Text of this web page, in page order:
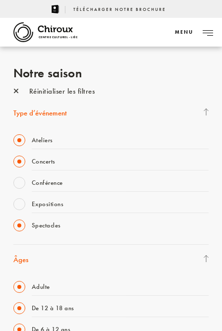
TÉLÉCHARGER NOTRE BROCHURE
CENTRE CULTUREL - LIÈGE
MENU
Notre saison
Réinitialiser les filtres
Type d’événement
Ateliers
Concerts
Conférence
Expositions
Spectacles
Âges
Adulte
De 12 à 18 ans
De 6 à 12 ans